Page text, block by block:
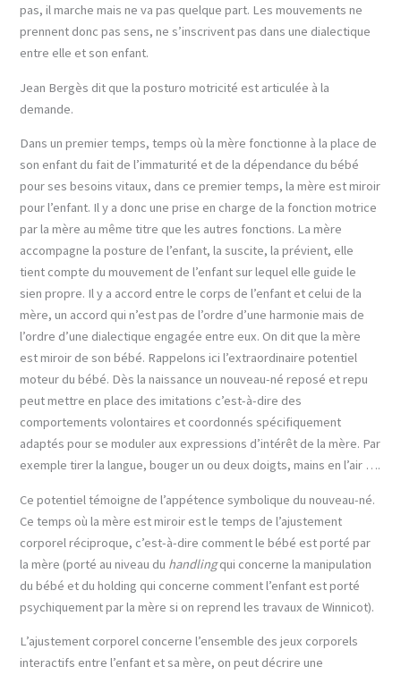
pas, il marche mais ne va pas quelque part. Les mouvements ne
prennent donc pas sens, ne s’inscrivent pas dans une dialectique
entre elle et son enfant.
Jean Bergès dit que la posturo motricité est articulée à la
demande.
Dans un premier temps, temps où la mère fonctionne à la place de
son enfant du fait de l’immaturité et de la dépendance du bébé
pour ses besoins vitaux, dans ce premier temps, la mère est miroir
pour l’enfant. Il y a donc une prise en charge de la fonction motrice
par la mère au même titre que les autres fonctions. La mère
accompagne la posture de l’enfant, la suscite, la prévient, elle
tient compte du mouvement de l’enfant sur lequel elle guide le
sien propre. Il y a accord entre le corps de l’enfant et celui de la
mère, un accord qui n’est pas de l’ordre d’une harmonie mais de
l’ordre d’une dialectique engagée entre eux. On dit que la mère
est miroir de son bébé. Rappelons ici l’extraordinaire potentiel
moteur du bébé. Dès la naissance un nouveau-né reposé et repu
peut mettre en place des imitations c’est-à-dire des
comportements volontaires et coordonnés spécifiquement
adaptés pour se moduler aux expressions d’intérêt de la mère. Par
exemple tirer la langue, bouger un ou deux doigts, mains en l’air ….
Ce potentiel témoigne de l’appétence symbolique du nouveau-né.
Ce temps où la mère est miroir est le temps de l’ajustement
corporel réciproque, c’est-à-dire comment le bébé est porté par
la mère (porté au niveau du handlingqui concerne la manipulation
du bébé et du holding qui concerne comment l’enfant est porté
psychiquement par la mère si on reprend les travaux de Winnicot).
L’ajustement corporel concerne l’ensemble des jeux corporels
interactifs entre l’enfant et sa mère, on peut décrire une